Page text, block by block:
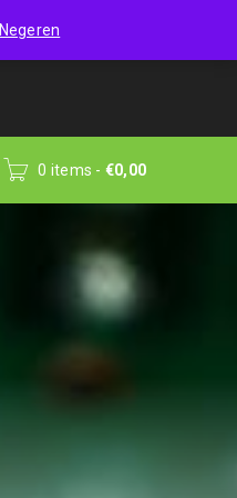
Negeren
0 items - €0,00